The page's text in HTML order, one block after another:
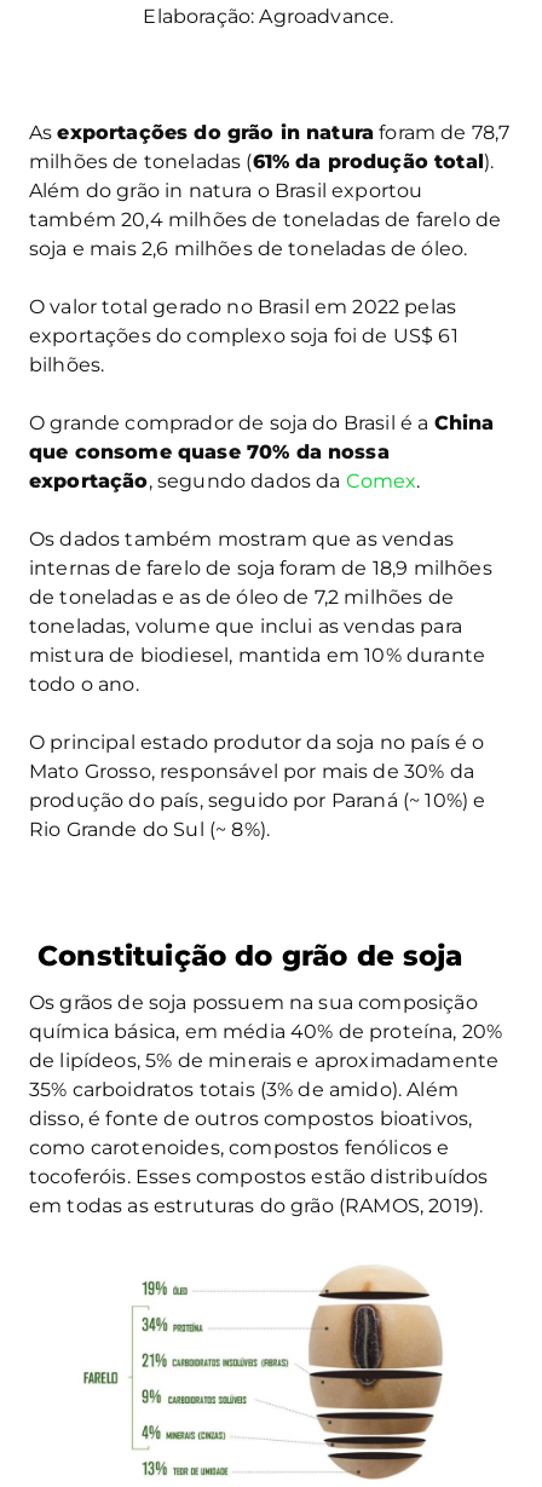
Elaboração: Agroadvance.
Asexportações do grão in natura foram de 78,7
milhões de toneladas (61% da produção total).
Além do grão in natura o Brasil exportou
também 20,4 milhões de toneladas de farelo de
soja e mais 2,6 milhões de toneladas de óleo.
O valor total gerado no Brasil em 2022 pelas
exportações do complexo soja foi de US$ 61
bilhões.
O grande comprador de soja do Brasil é a China
que consome quase 70% da nossa
exportação, segundo dados da Comex.
Os dados também mostram que as vendas
internas de farelo de soja foram de 18,9 milhões
de toneladas e as de óleo de 7,2 milhões de
toneladas, volume que inclui as vendas para
mistura de biodiesel, mantida em 10% durante
todo o ano.
O principal estado produtor da soja no país é o
Mato Grosso, responsável por mais de 30% da
produção do país, seguido por Paraná (~ 10%) e
Rio Grande do Sul (~ 8%).
Constituição do grão de soja
Os grãos de soja possuem na sua composição
química básica, em média 40% de proteína, 20%
de lipídeos, 5% de minerais e aproximadamente
35% carboidratos totais (3% de amido). Além
disso, é fonte de outros compostos bioativos,
como carotenoides, compostos fenólicos e
tocoferóis. Esses compostos estão distribuídos
em todas as estruturas do grão (RAMOS, 2019).